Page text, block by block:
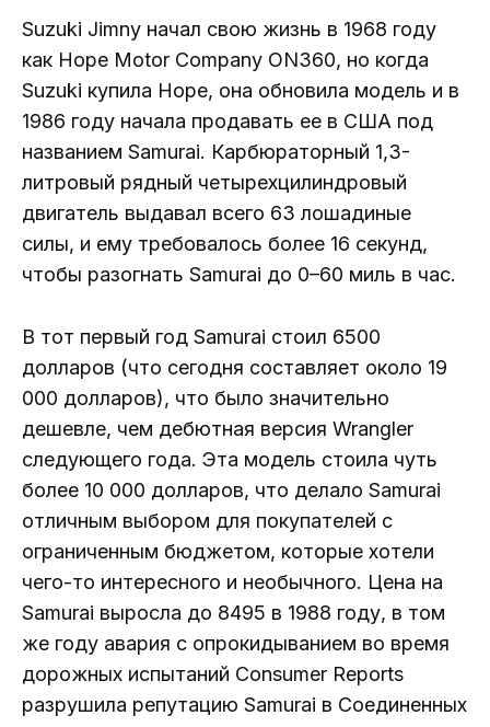
Suzuki Jimny начал свою жизнь в 1968 году
как Hope Motor Company ON360, но когда
Suzuki купила Hope, она обновила модель и в
1986 году начала продавать ее в США под
названием Samurai. Карбюраторный 1,3-
литровый рядный четырехцилиндровый
двигатель выдавал всего 63 лошадиные
силы, и ему требовалось более 16 секунд,
чтобы разогнать Samurai до 0–60 миль в час.
В тот первый год Samurai стоил 6500
долларов (что сегодня составляет около 19
000 долларов), что было значительно
дешевле, чем дебютная версия Wrangler
следующего года. Эта модель стоила чуть
более 10 000 долларов, что делало Samurai
отличным выбором для покупателей с
ограниченным бюджетом, которые хотели
чего-то интересного и необычного. Цена на
Samurai выросла до 8495 в 1988 году, в том
же году авария с опрокидыванием во время
дорожных испытаний Consumer Reports
разрушила репутацию Samurai в Соединенных